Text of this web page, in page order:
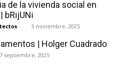
de la vivienda social en
bRijUNi
- 3 noviembre, 2025
| Holger Cuadrado
septiembre, 2025